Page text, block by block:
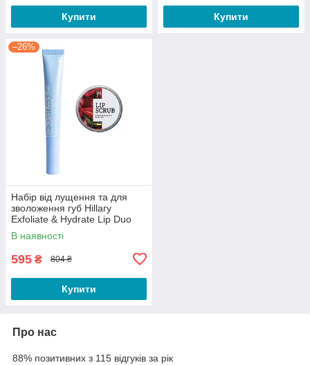
Купити Купити
–26%
Набір від лущення та для
зволоження губ Hillary
Exfoliate & Hydrate Lip Duo
В наявності
595 ₴ 804 ₴
Купити
Про нас
88% позитивних з 115 відгуків за рік